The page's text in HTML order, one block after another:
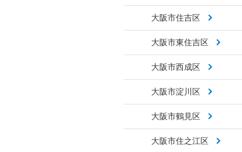
大阪市住吉区
大阪市東住吉区
大阪市西成区
大阪市淀川区
大阪市鶴見区
大阪市住之江区